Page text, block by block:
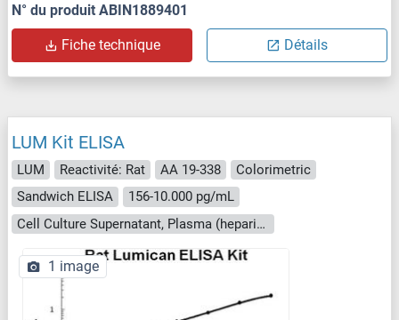
N° du produit ABIN1889401
Fiche technique Détails
LUM Kit ELISA
LUM Reactivité: Rat AA 19-338
Colorimetric
Sandwich ELISA
156-10.000 pg/mL
Cell Culture Supernatant, Plasma (heparin), Serum
1 image